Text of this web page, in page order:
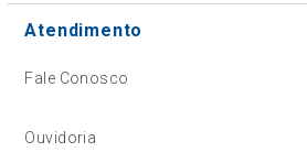
Atendimento
Fale Conosco
Ouvidoria